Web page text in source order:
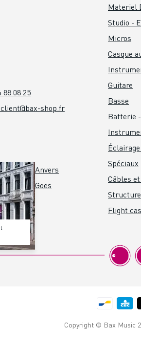
88 08 25
shop.fr
Anvers
Goes
Materiel
Studio -
Micros
Casque
Guitare
Basse
Batterie
Spéciaux
Câbles
Flight
Copyright © Bax Music